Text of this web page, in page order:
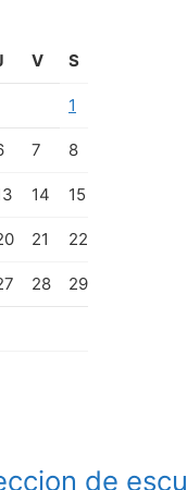
V S
1
7 8
14 15
21 22
28 29
de